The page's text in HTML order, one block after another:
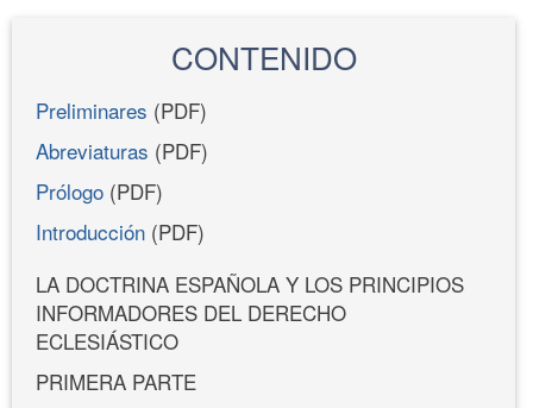
CONTENIDO
Preliminares (PDF)
Abreviaturas (PDF)
Prólogo (PDF)
Introducción (PDF)
LA DOCTRINA ESPAÑOLA Y LOS PRINCIPIOS
INFORMADORES DEL DERECHO
ECLESIÁSTICO
PRIMERA PARTE